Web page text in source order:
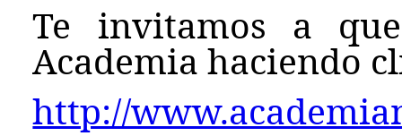
Te invitamos a
Academia haciendo
http://